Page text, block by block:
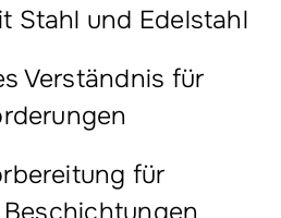
Stahl und Edelstahl
Verständnis für
für